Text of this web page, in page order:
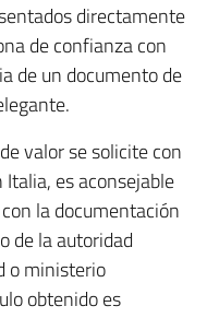
directamente
de confianza con
de un documento de
valor se solicite con
es aconsejable
la documentación
de la autoridad
o ministerio
obtenido es